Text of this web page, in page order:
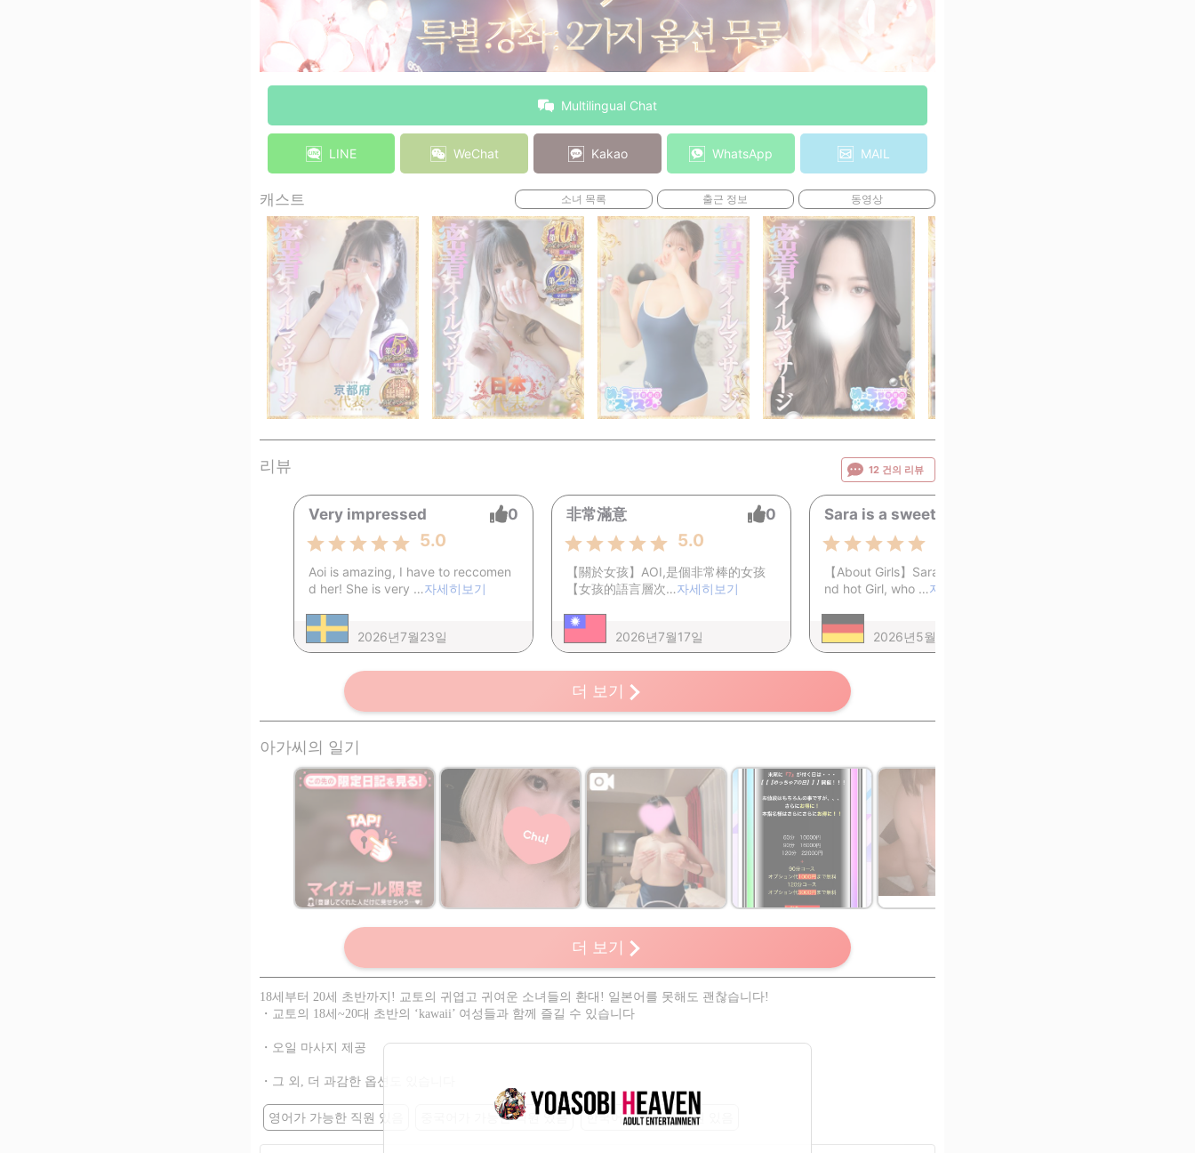
Multilingual Chat
LINE WeChat Kakao WhatsApp MAIL
캐스트 동영상
출근 정보
소녀 목록
리뷰 12 건의 리뷰
Very impressed 0
5.0
Aoi is amazing, I have to reccomen
d her! She is very …자세히보기
2026년7월23일
非常滿意 0
5.0
【關於女孩】​ AOI,是個非常棒的女孩
【女孩的語言層次…자세히보기
2026년7월17일
Sara is a sweet Angel
【About Girls】Sara is a very cute a
nd hot Girl, who …자세히보기
2026년5월5일
더 보기
아가씨의 일기
※회원 가입 후 열람이
가능합니다！
더 보기
18세부터 20세 초반까지! 교토의 귀엽고 귀여운 소녀들의 환대! 일본어를 못해도 괜찮습니다!
・교토의 18세~20대 초반의 ‘kawaii’ 여성들과 함께 즐길 수 있습니다
・오일 마사지 제공
・그 외, 더 과감한 옵션도 있습니다
영어가 가능한 직원 있음 중국어가 가능한 직원 있음 한국어가 가능한 직원 있음